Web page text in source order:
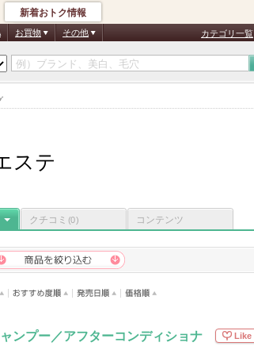
新着おトク情報
お買物 その他 カテゴリ一覧
ステ
クチコミ (0) コンテンツ
ンプー／アフターコンディショナ
Like